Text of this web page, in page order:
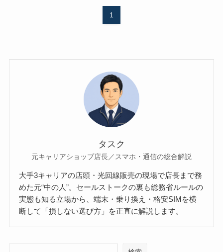
1
タスク
元キャリアショップ店長／スマホ・通信の総合解説
大手3キャリアの店頭・光回線販売の現場で店長まで務
めた元“中の人”。セールストークの裏も総務省ルールの
実態も知る立場から、端末・乗り換え・格安SIMを横
断して「損しない選び方」を正直に解説します。